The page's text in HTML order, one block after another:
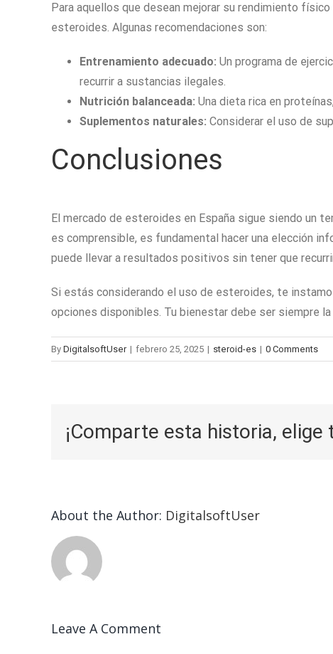
Para aquellos que desean mejorar su rendimiento
esteroides. Algunas recomendaciones son:
Entrenamiento adecuado: Un programa de
recurrir a sustancias ilegales.
Nutrición balanceada: Una dieta rica en
Suplementos naturales: Considerar el uso de
Conclusiones
El mercado de esteroides en España sigue siendo un
es comprensible, es fundamental hacer una elección
puede llevar a resultados positivos sin tener que
Si estás considerando el uso de esteroides, te
opciones disponibles. Tu bienestar debe ser siempre la
By DigitalsoftUser | febrero 25, 2025 | steroid-es | 0 Comments
¡Comparte esta historia,
About the Author: DigitalsoftUser
Leave A Comment